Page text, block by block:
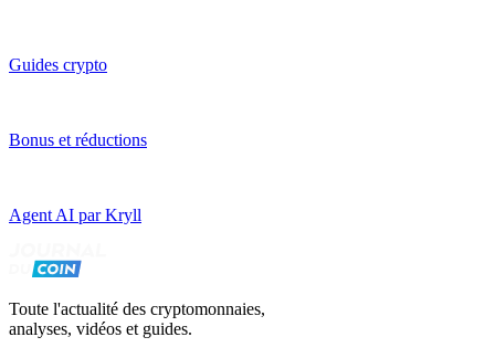
Guides crypto
Bonus et réductions
Agent AI par Kryll
Toute l'actualité des cryptomonnaies,
analyses, vidéos et guides.